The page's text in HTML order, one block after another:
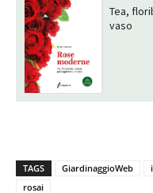
Tea,
vaso
TAGS GiardinaggioWeb
rosai